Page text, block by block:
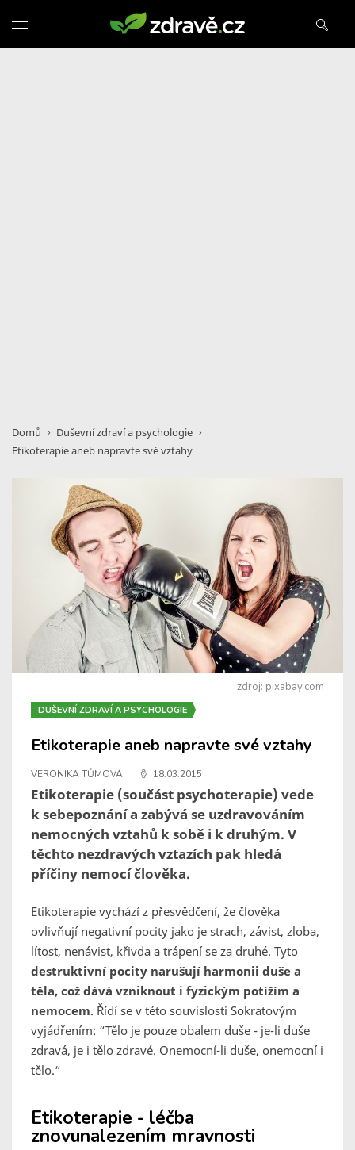
Domů
Duševní zdraví a psychologie
Etikoterapie aneb napravte své vztahy
zdroj: pixabay.com
DUŠEVNÍ ZDRAVÍ A PSYCHOLOGIE
Etikoterapie aneb napravte své vztahy
VERONIKA TŮMOVÁ 18.03.2015
Etikoterapie (součást psychoterapie) vede
k sebepoznání a zabývá se uzdravováním
nemocných vztahů k sobě i k druhým. V
těchto nezdravých vztazích pak hledá
příčiny nemocí člověka.
Etikoterapie vychází z přesvědčení, že člověka
ovlivňují negativní pocity jako je strach, závist, zloba,
lítost, nenávist, křivda a trápení se za druhé. Tyto
destruktivní pocity narušují harmonii duše a
těla, což dává vzniknout i fyzickým potížím a
nemocem. Řídí se v této souvislosti Sokratovým
vyjádřením: “Tělo je pouze obalem duše - je-li duše
zdravá, je i tělo zdravé. Onemocní-li duše, onemocní i
tělo.“
Etikoterapie - léčba
znovunalezením mravnosti